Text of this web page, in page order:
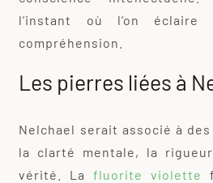
l’instant où l’on éclaire
compréhension.
Les pierres liées à
Nelchael serait associé à
la clarté mentale, la
vérité. Lafluorite violette